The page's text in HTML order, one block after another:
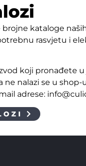
brojne kataloge
rasvjetu i
koji pronađete
ne nalazi se u
adrese: